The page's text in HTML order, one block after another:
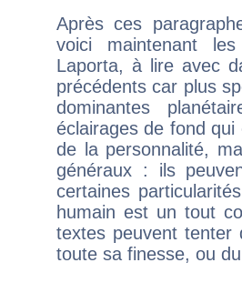
Après ces
voici maintenant
Laporta, à lire avec
précédents car plus
dominantes
éclairages de fond
de la personnalité,
généraux : ils
certaines
humain est un tout
textes peuvent tenter
toute sa finesse, ou